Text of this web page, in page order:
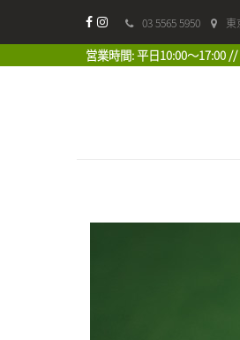
03 5565 5950 東
営業時間: 平日10:00〜17:00